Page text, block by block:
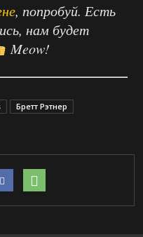
, попробуй. Есть
нам будет
Meow!
Бретт Рэтнер